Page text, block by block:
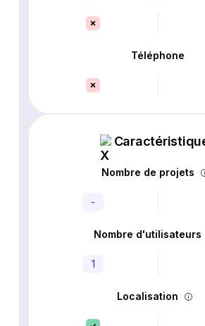
Téléphone
Nombre de projets
-
Nombre d'utilisateurs
1
Localisation